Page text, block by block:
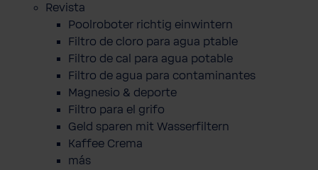
Revista
Poolroboter richtig einwintern
Filtro de cloro para agua ptable
Filtro de cal para agua potable
Filtro de agua para contaminantes
Magnesio & deporte
Filtro para el grifo
Geld sparen mit Wasserfiltern
Kaffee Crema
más